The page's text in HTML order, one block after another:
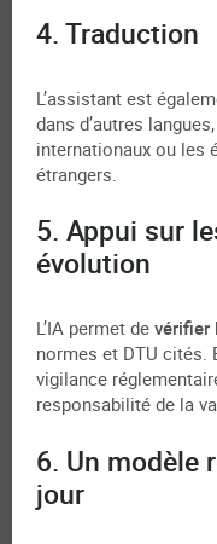
4. Traduction
L’assistant est
dans d’autres
internationaux ou les
étrangers.
5. Appui sur
évolution
L’IA permet de vérifier
normes et DTU cités.
vigilance
responsabilité de la
6. Un modèle
jour